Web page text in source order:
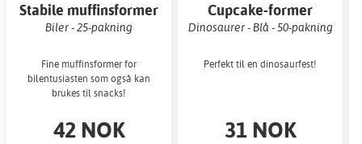
Stabile muffinsformer
Biler - 25-pakning
Fine muffinsformer for
bilentusiasten som også kan
brukes til snacks!
42 NOK
Cupcake-former
Dinosaurer - Blå - 50-pakning
Perfekt til en dinosaurfest!
31 NOK